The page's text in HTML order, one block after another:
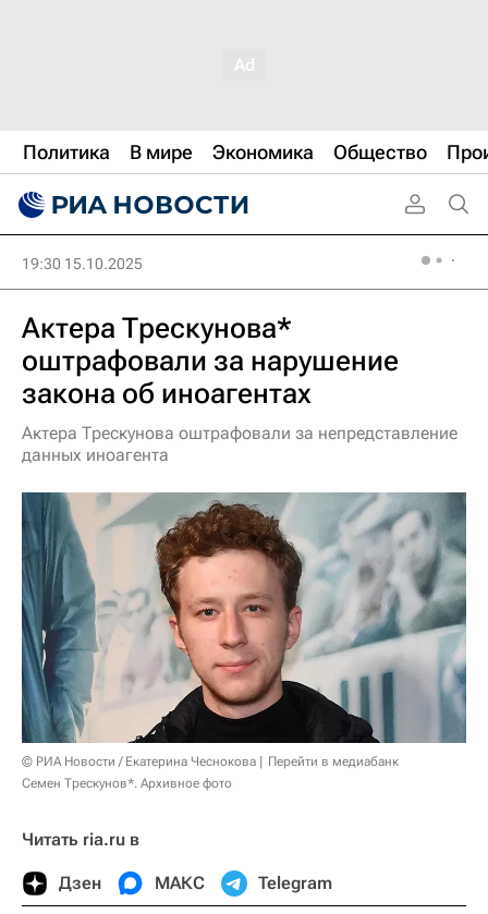
Политика В мире Экономика Общество
19:30 15.10.2025
Актера Трескунова*
оштрафовали за нарушение
закона об иноагентах
Актера Трескунова оштрафовали за непредставление
данных иноагента
© РИА Новости / Екатерина Чеснокова
Перейти в медиабанк
Семен Трескунов*. Архивное фото
Читать ria.ru в
Дзен МАКС Telegram